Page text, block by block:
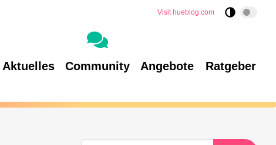
Visit hueblog.com
Aktuelles Community Angebote Ratgeber